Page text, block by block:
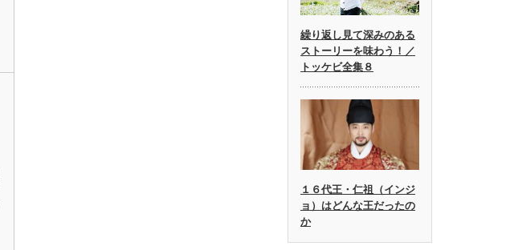
繰り返し見て深みのある
ストーリーを味わう！／
トッケビ全集８
１６代王・仁祖（インジ
ョ）はどんな王だったの
か